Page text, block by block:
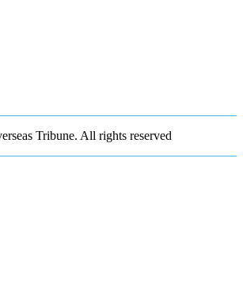
Tribune. All rights reserved